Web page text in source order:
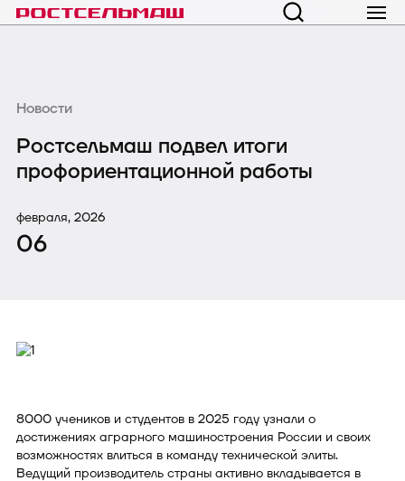
Новости
Ростсельмаш подвел итоги
профориентационной работы
февраля, 2026
06
8000 учеников и студентов в 2025 году узнали о
достижениях аграрного машиностроения России и своих
возможностях влиться в команду технической элиты.
Ведущий производитель страны активно вкладывается в